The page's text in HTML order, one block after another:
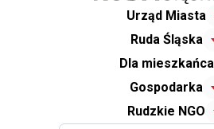
Urząd Miasta
Ruda Śląska
Dla mieszkańca
Gospodarka
Rudzkie NGO